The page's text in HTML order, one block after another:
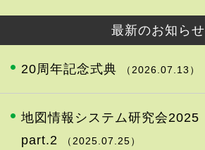
最新のお知らせ
20周年記念式典 （2026.07.13）
地図情報システム研究会2025
part.2
（2025.07.25）